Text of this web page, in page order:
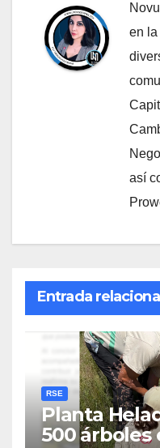
en la
así
Entrada
RSE
Planta
500 árboles